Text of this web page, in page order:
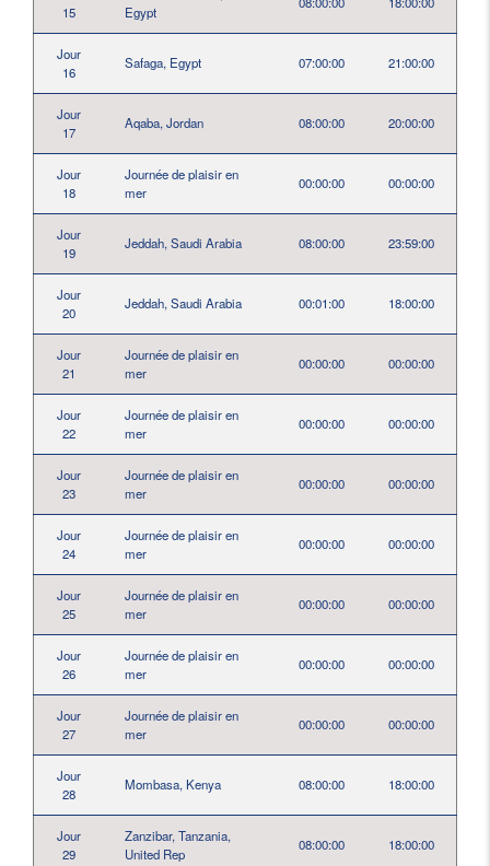
15
Egypt
Jour
16
Safaga, Egypt 07:00:00 21:00:00
Jour
17
Aqaba, Jordan 08:00:00 20:00:00
Jour
18
Journée de plaisir en
mer
00:00:00 00:00:00
Jour
19
Jeddah, Saudi Arabia 08:00:00 23:59:00
Jour
20
Jeddah, Saudi Arabia 00:01:00 18:00:00
Jour
21
Journée de plaisir en
mer
00:00:00 00:00:00
Jour
22
Journée de plaisir en
mer
00:00:00 00:00:00
Jour
23
Journée de plaisir en
mer
00:00:00 00:00:00
Jour
24
Journée de plaisir en
mer
00:00:00 00:00:00
Jour
25
Journée de plaisir en
mer
00:00:00 00:00:00
Jour
26
Journée de plaisir en
mer
00:00:00 00:00:00
Jour
27
Journée de plaisir en
mer
00:00:00 00:00:00
Jour
28
Mombasa, Kenya 08:00:00 18:00:00
Jour
29
Zanzibar, Tanzania,
United Rep
08:00:00 18:00:00